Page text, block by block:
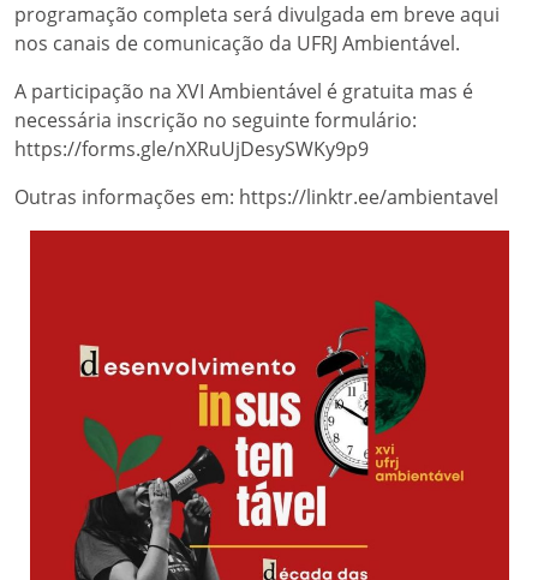
programação completa será divulgada em breve aqui
nos canais de comunicação da UFRJ Ambientável.
A participação na XVI Ambientável é gratuita mas é
necessária inscrição no seguinte formulário:
https://forms.gle/nXRuUjDesySWKy9p9
Outras informações em: https://linktr.ee/ambientavel